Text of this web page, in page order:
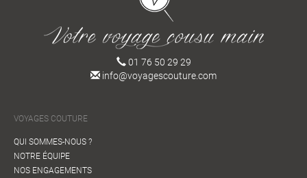
01 76 50 29 29
info@voyagescouture.com
VOYAGES COUTURE
QUI SOMMES-NOUS ?
NOTRE ÉQUIPE
NOS ENGAGEMENTS